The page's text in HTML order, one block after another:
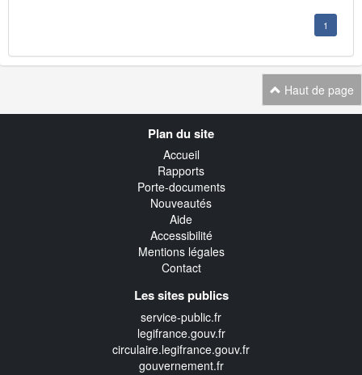
1
Haut de page
Plan du site
Accueil
Rapports
Porte-documents
Nouveautés
Aide
Accessibilité
Mentions légales
Contact
Les sites publics
service-public.fr
legifrance.gouv.fr
circulaire.legifrance.gouv.fr
gouvernement.fr